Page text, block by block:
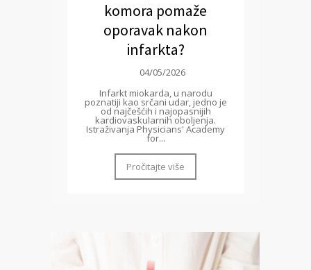
komora pomaže
oporavak nakon
infarkta?
04/05/2026
Infarkt miokarda, u narodu
poznatiji kao srčani udar, jedno je
od najčešćih i najopasnijih
kardiovaskularnih oboljenja.
Istraživanja Physicians' Academy
for...
Pročitajte više